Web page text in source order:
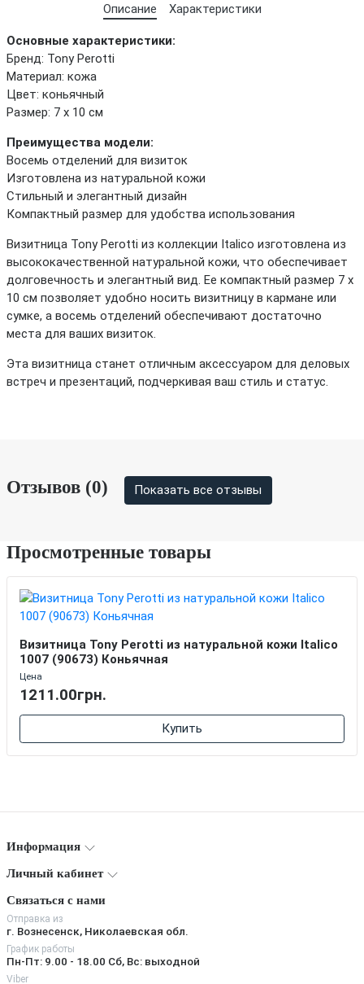
Описание Характеристики
Основные характеристики:
Бренд: Tony Perotti
Материал: кожа
Цвет: коньячный
Размер: 7 х 10 см
Преимущества модели:
Восемь отделений для визиток
Изготовлена из натуральной кожи
Стильный и элегантный дизайн
Компактный размер для удобства использования
Визитница Tony Perotti из коллекции Italico изготовлена из
высококачественной натуральной кожи, что обеспечивает
долговечность и элегантный вид. Ее компактный размер 7 х
10 см позволяет удобно носить визитницу в кармане или
сумке, а восемь отделений обеспечивают достаточно
места для ваших визиток.
Эта визитница станет отличным аксессуаром для деловых
встреч и презентаций, подчеркивая ваш стиль и статус.
Отзывов (0) Показать все отзывы
Просмотренные товары
Визитница Tony Perotti из натуральной кожи Italico
1007 (90673) Коньячная
Цена
1211.00грн.
Купить
Информация
Личный кабинет
Связаться с нами
Отправка из
г. Вознесенск, Николаевская обл.
График работы
Пн-Пт: 9.00 - 18.00 Сб, Вс: выходной
Viber